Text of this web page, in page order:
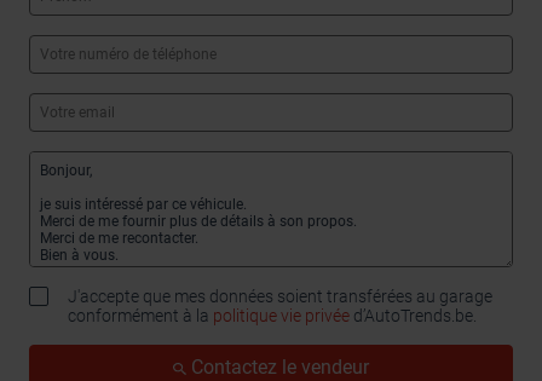
J'accepte que mes données soient transférées au garage
conformément à la politique vie privée d’AutoTrends.be.
Contactez le vendeur